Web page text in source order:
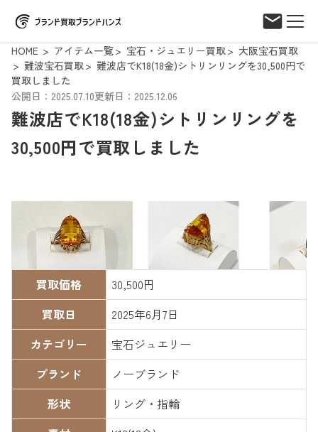
HOME アイテム一覧 宝石・ジュエリー買取
大阪宝石買取
難波宝石買取
難波店でK18(18金)シトリンリングを30,500円で
買取しました
公開日：2025.07.10更新日：2025.12.06
難波店でK18(18金)シトリンリングを
30,500円で買取しました
買取価格
30,500円
買取日
2025年6月7日
カテゴリー
宝石ジュエリー
ブランド
ノーブランド
形状
リング・指輪